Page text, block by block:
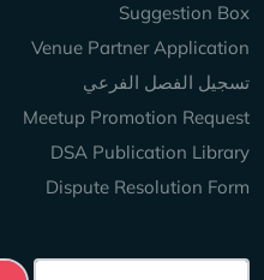
Suggestion Box
Venue Partner Application
تسجيل الفصل الفرعي
Meetup Promotion Request
DSA Publication Library
Dispute Resolution Form